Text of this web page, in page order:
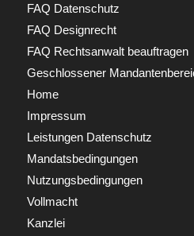
FAQ Datenschutz
FAQ Designrecht
FAQ Rechtsanwalt beauftragen
Geschlossener
Home
Impressum
Leistungen Datenschutz
Mandatsbedingungen
Nutzungsbedingungen
Vollmacht
Kanzlei